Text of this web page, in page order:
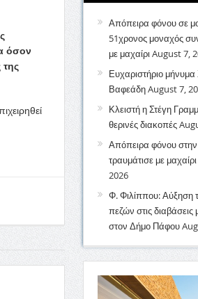
όσον
Απόπειρα φόνου σε
51χρονος μοναχός
με μαχαίριAugust 7,
Ευχαριστήριο
ΒαφεάδηAugust 7,
Κλειστή η Στέγη
θερινές διακοπές
Απόπειρα φόνου
τραυμάτισε με
2026
Φ. Φιλίππου: Αύξηση
πεζών στις
στον Δήμο Πάφου